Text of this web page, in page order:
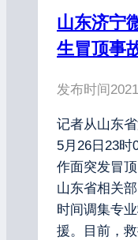
山东济宁
生冒顶事
发布时间
记者从山东
5月26日23
作面突发冒
山东省相关
时间调集专
援。目前，